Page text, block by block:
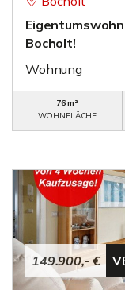
Bocholt!
Wohnung
76 m²
WOHNFLÄCHE
149.900,- €